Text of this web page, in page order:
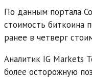
По данным портала
стоимость биткоина
ранее в четверг
Аналитик IG Markets
более осторожную